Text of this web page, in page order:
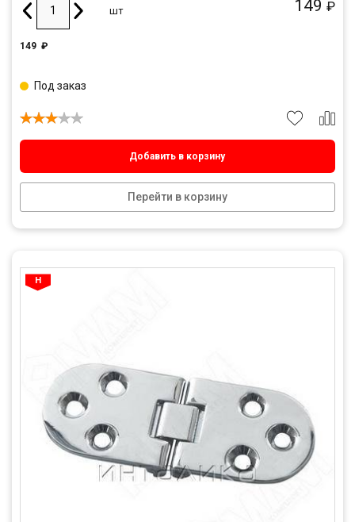
149 ₽
шт
149 ₽
Добавить в корзину
Перейти в корзину
Под заказ